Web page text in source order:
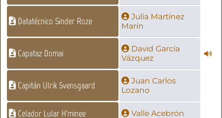
Datatécnico Sinder Roze
Julia Martínez
Marín
Capataz Domai
David García
Vázquez
Capitán Ulrik Svensgaard
Juan Carlos
Lozano
Celador Lular H'minee Valle Acebrón